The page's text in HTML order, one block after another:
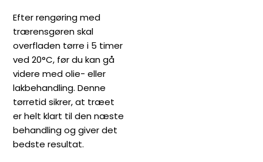
Efter rengøring med
trærensgøren skal
overfladen tørre i 5 timer
ved 20°C, før du kan gå
videre med olie- eller
lakbehandling. Denne
tørretid sikrer, at træet
er helt klart til den næste
behandling og giver det
bedste resultat.